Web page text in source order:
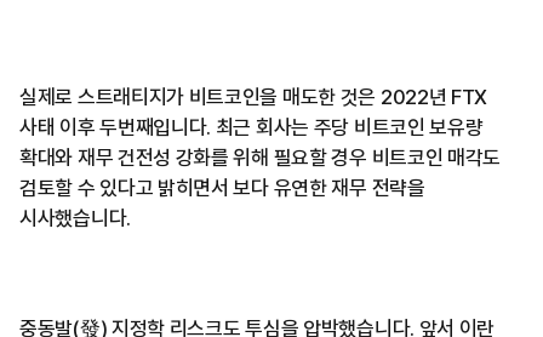
실제로 스트래티지가 비트코인을 매도한 것은 2022년 FTX
사태 이후 두번째입니다. 최근 회사는 주당 비트코인 보유량
확대와 재무 건전성 강화를 위해 필요할 경우 비트코인 매각도
검토할 수 있다고 밝히면서 보다 유연한 재무 전략을
시사했습니다.
중동발(發) 지정학 리스크도 투심을 압박했습니다. 앞서 이란